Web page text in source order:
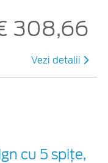
308,66
Vezi detalii
cu 5 spiţe,